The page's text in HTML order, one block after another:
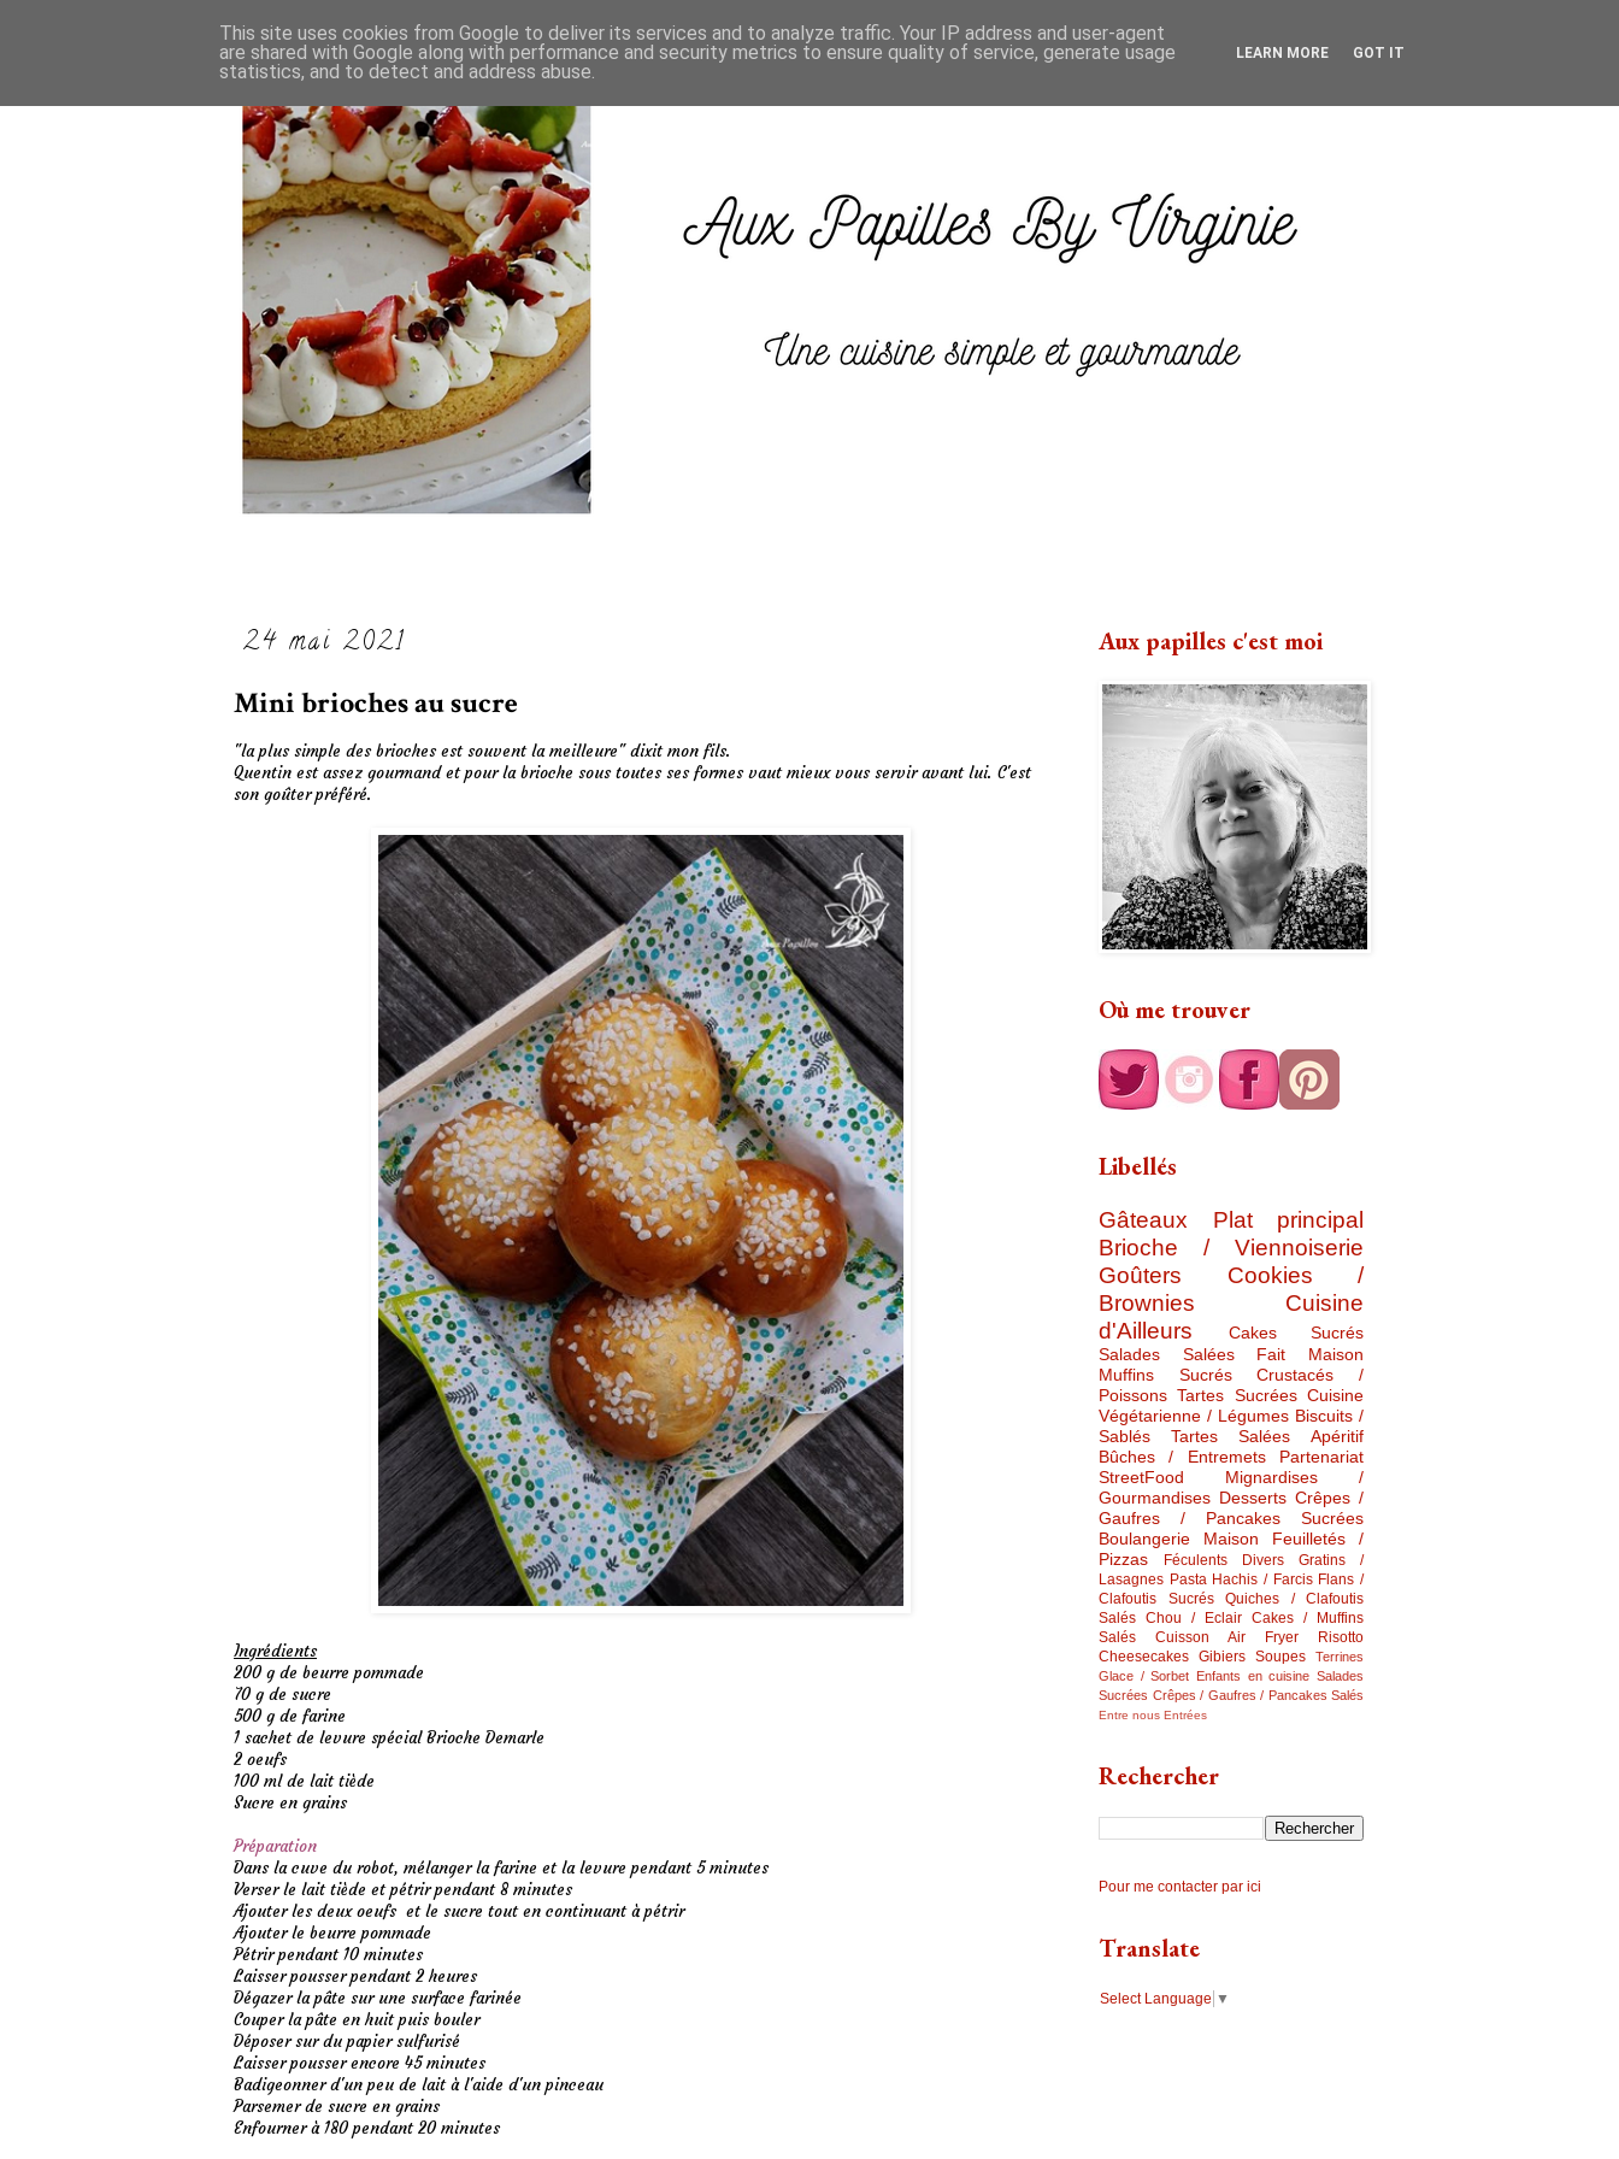
24 mai 2021
Mini brioches au sucre
"la plus simple des brioches est souvent la meilleure" dixit mon fils.
Quentin est assez gourmand et pour la brioche sous toutes ses formes vaut mieux vous servir avant lui. C'est
son goûter préféré.
Ingrédients
200 g de beurre pommade
70 g de sucre
500 g de farine
1 sachet de levure spécial Brioche Demarle
2 oeufs
100 ml de lait tiède
Sucre en grains
Préparation
Dans la cuve du robot, mélanger la farine et la levure pendant 5 minutes
Verser le lait tiède et pétrir pendant 8 minutes
Ajouter les deux oeufs et le sucre tout en continuant à pétrir
Ajouter le beurre pommade
Pétrir pendant 10 minutes
Laisser pousser pendant 2 heures
Dégazer la pâte sur une surface farinée
Couper la pâte en huit puis bouler
Déposer sur du papier sulfurisé
Laisser pousser encore 45 minutes
Badigeonner d'un peu de lait à l'aide d'un pinceau
Parsemer de sucre en grains
Enfourner à 180 pendant 20 minutes
Aux papilles c'est moi
Où me trouver
Libellés
Gâteaux
Plat principal
Brioche / Viennoiserie
Goûters
Cookies /
Brownies
Cuisine
d'Ailleurs
Cakes Sucrés
Salades Salées
Fait Maison
Muffins Sucrés
Crustacés /
Poissons Tartes Sucrées Cuisine
Végétarienne / Légumes Biscuits /
Sablés
Tartes Salées
Apéritif
Bûches / Entremets
Partenariat
StreetFood
Mignardises /
Gourmandises Desserts Crêpes /
Gaufres / Pancakes Sucrées
Boulangerie Maison
Feuilletés /
Pizzas
Féculents Divers
Gratins /
Lasagnes Pasta Hachis / Farcis Flans /
Clafoutis Sucrés
Quiches / Clafoutis
Salés Chou / Eclair Cakes / Muffins
Salés
Cuisson Air Fryer
Risotto
Cheesecakes Gibiers Soupes
Terrines
Glace / Sorbet Enfants en cuisine Salades
Sucrées Crêpes / Gaufres / Pancakes Salés
Entre nous Entrées
Rechercher
Pour me contacter par ici
Translate
Select Language ▼
This site uses cookies from Google to deliver its services and to analyze traffic. Your IP address and user-agent
are shared with Google along with performance and security metrics to ensure quality of service, generate usage
statistics, and to detect and address abuse.
LEARN MORE GOT IT